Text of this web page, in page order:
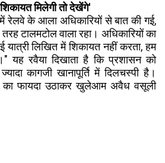
मिलेगी तो देखेंगे'
रेलवे के आला अधिकारियों से बात की गई,
टालमटोल वाला रहा। अधिकारियों का
लिखित में शिकायत नहीं करता, हम
यह रवैया दिखाता है कि प्रशासन को
कागजी खानापूर्ति में दिलचस्पी है।
का फायदा उठाकर खुलेआम अवैध वसूली